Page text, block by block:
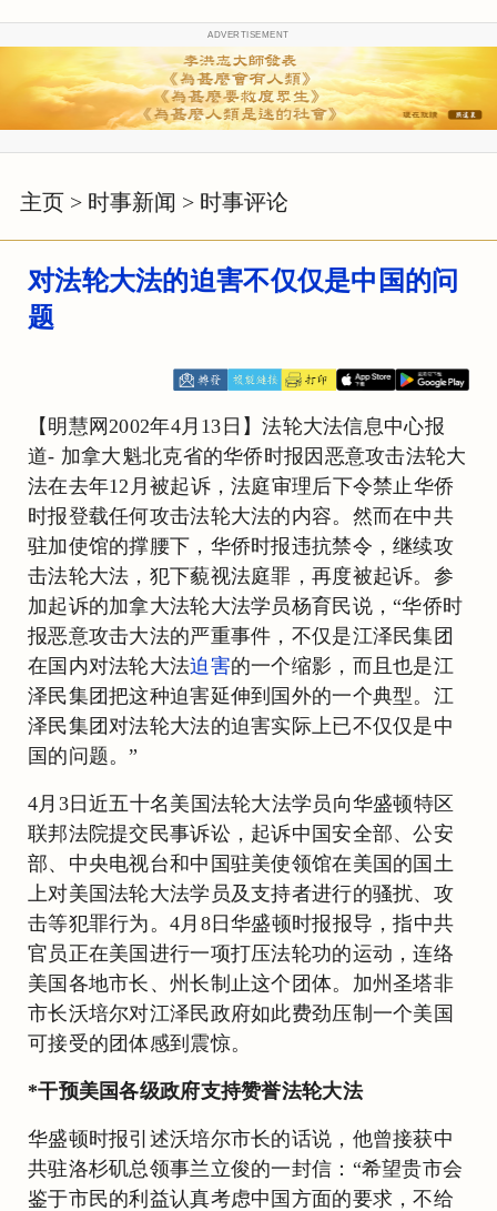
ADVERTISEMENT
主页 > 时事新闻 > 时事评论
对法轮大法的迫害不仅仅是中国的问
题
【明慧网2002年4月13日】法轮大法信息中心报
道- 加拿大魁北克省的华侨时报因恶意攻击法轮大
法在去年12月被起诉，法庭审理后下令禁止华侨
时报登载任何攻击法轮大法的内容。然而在中共
驻加使馆的撑腰下，华侨时报违抗禁令，继续攻
击法轮大法，犯下藐视法庭罪，再度被起诉。参
加起诉的加拿大法轮大法学员杨育民说，“华侨时
报恶意攻击大法的严重事件，不仅是江泽民集团
在国内对法轮大法迫害的一个缩影，而且也是江
泽民集团把这种迫害延伸到国外的一个典型。江
泽民集团对法轮大法的迫害实际上已不仅仅是中
国的问题。”
4月3日近五十名美国法轮大法学员向华盛顿特区
联邦法院提交民事诉讼，起诉中国安全部、公安
部、中央电视台和中国驻美使领馆在美国的国土
上对美国法轮大法学员及支持者进行的骚扰、攻
击等犯罪行为。4月8日华盛顿时报报导，指中共
官员正在美国进行一项打压法轮功的运动，连络
美国各地市长、州长制止这个团体。加州圣塔非
市长沃培尔对江泽民政府如此费劲压制一个美国
可接受的团体感到震惊。
*干预美国各级政府支持赞誉法轮大法
华盛顿时报引述沃培尔市长的话说，他曾接获中
共驻洛杉矶总领事兰立俊的一封信：“希望贵市会
鉴于市民的利益认真考虑中国方面的要求，不给